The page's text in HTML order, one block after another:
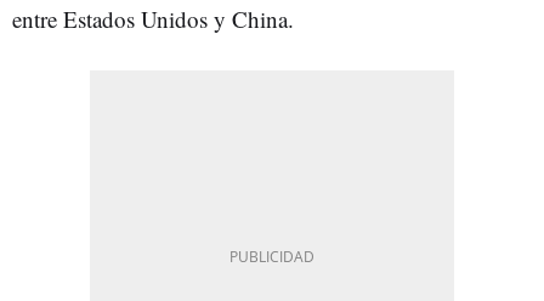
entre Estados Unidos y China.